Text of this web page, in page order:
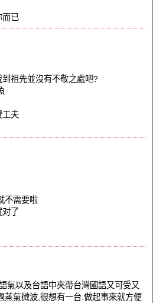
而已
祖先並沒有不敬之處吧?
工夫
不需要啦
对了
氣以及台語中夾帶台灣國語又可受又
蒸氣微波,很想有一台.做起事來就方便